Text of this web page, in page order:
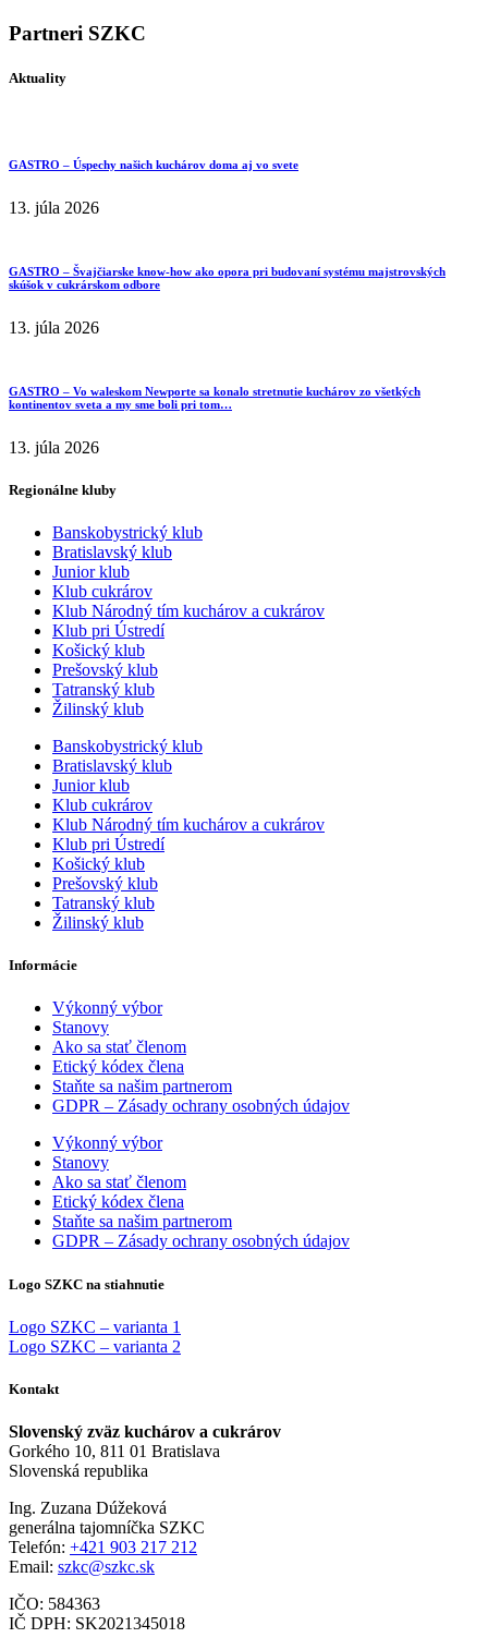
Partneri SZKC
Aktuality
GASTRO – Úspechy našich kuchárov doma aj vo svete
13. júla 2026
GASTRO – Švajčiarske know-how ako opora pri budovaní systému majstrovských
skúšok v cukrárskom odbore
13. júla 2026
GASTRO – Vo waleskom Newporte sa konalo stretnutie kuchárov zo všetkých
kontinentov sveta a my sme boli pri tom…
13. júla 2026
Regionálne kluby
Banskobystrický klub
Bratislavský klub
Junior klub
Klub cukrárov
Klub Národný tím kuchárov a cukrárov
Klub pri Ústredí
Košický klub
Prešovský klub
Tatranský klub
Žilinský klub
Banskobystrický klub
Bratislavský klub
Junior klub
Klub cukrárov
Klub Národný tím kuchárov a cukrárov
Klub pri Ústredí
Košický klub
Prešovský klub
Tatranský klub
Žilinský klub
Informácie
Výkonný výbor
Stanovy
Ako sa stať členom
Etický kódex člena
Staňte sa našim partnerom
GDPR – Zásady ochrany osobných údajov
Výkonný výbor
Stanovy
Ako sa stať členom
Etický kódex člena
Staňte sa našim partnerom
GDPR – Zásady ochrany osobných údajov
Logo SZKC na stiahnutie
Logo SZKC – varianta 1
Logo SZKC – varianta 2
Kontakt
Slovenský zväz kuchárov a cukrárov
Gorkého 10, 811 01 Bratislava
Slovenská republika
Ing. Zuzana Dúžeková
generálna tajomníčka SZKC
Telefón: +421 903 217 212
Email: szkc@szkc.sk
IČO: 584363
IČ DPH: SK2021345018